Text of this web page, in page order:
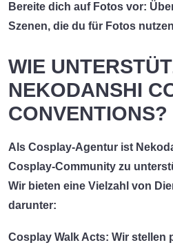
Bereite dich auf Fotos vor:
Szenen, die du für Fotos
WIE
NEKODANSHI
CONVENTIONS?
Als Cosplay-Agentur ist
Cosplay-Community zu
Wir bieten eine Vielzahl von
darunter:
Cosplay Walk Acts: Wir stellen